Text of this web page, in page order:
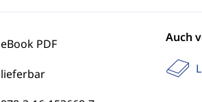
eBook PDF
lieferbar
Auch